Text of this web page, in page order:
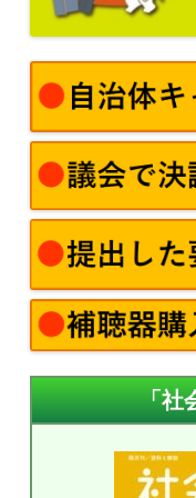
「社